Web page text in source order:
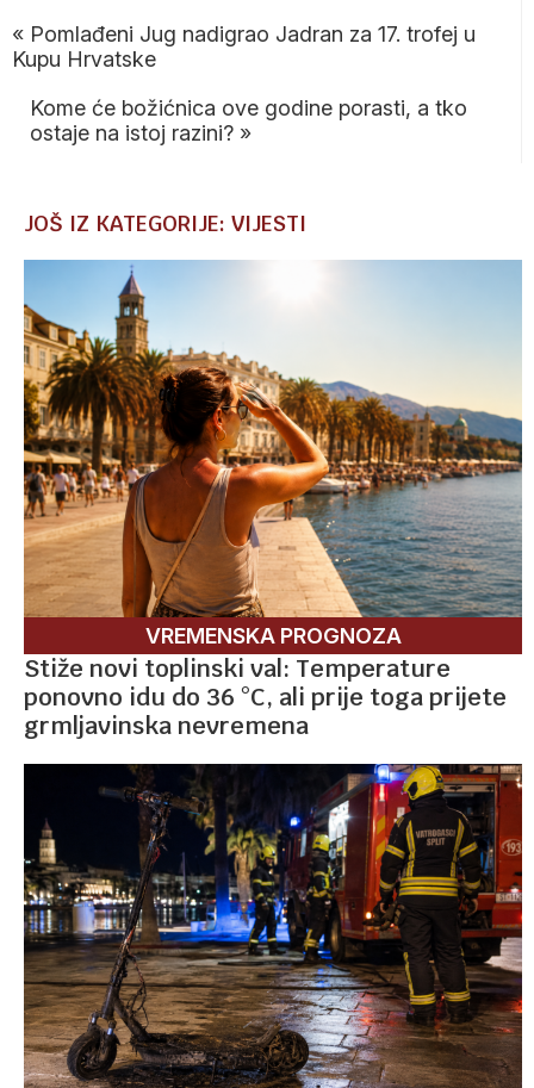
« Pomlađeni Jug nadigrao Jadran za 17. trofej u
Kupu Hrvatske
Kome će božićnica ove godine porasti, a tko
ostaje na istoj razini? »
JOŠ IZ KATEGORIJE: VIJESTI
VREMENSKA PROGNOZA
Stiže novi toplinski val: Temperature
ponovno idu do 36 °C, ali prije toga prijete
grmljavinska nevremena